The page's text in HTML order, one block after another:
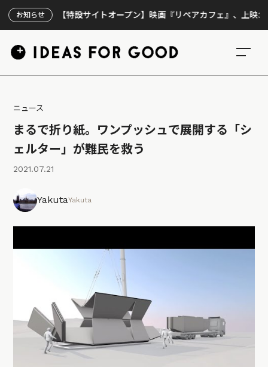
お知らせ
【特設サイトオープン】映画『リペアカフェ』、上映300回の
ニュース
まるで折り紙。ワンプッシュで展開する「シ
ェルター」が難民を救う
2021.07.21
YakutaYakuta